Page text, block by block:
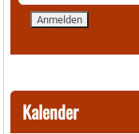
Kalender